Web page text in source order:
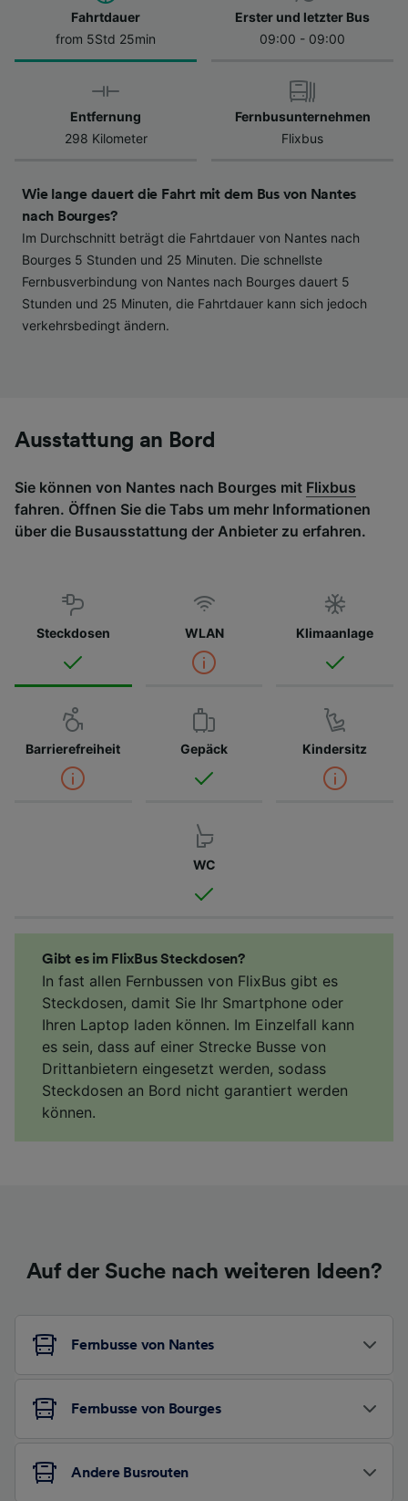
Fahrtdauer
from 5Std 25min
Erster und letzter Bus
09:00 - 09:00
Entfernung
298 Kilometer
Fernbusunternehmen
Flixbus
Wie lange dauert die Fahrt mit dem Bus von Nantes
nach Bourges?
Im Durchschnitt beträgt die Fahrtdauer von Nantes nach
Bourges 5 Stunden und 25 Minuten. Die schnellste
Fernbusverbindung von Nantes nach Bourges dauert 5
Stunden und 25 Minuten, die Fahrtdauer kann sich jedoch
verkehrsbedingt ändern.
Ausstattung an Bord
Sie können von Nantes nach Bourges mit Flixbus
fahren. Öffnen Sie die Tabs um mehr Informationen
über die Busausstattung der Anbieter zu erfahren.
Steckdosen WLAN Klimaanlage
Barrierefreiheit Gepäck Kindersitz
WC
Gibt es im FlixBus Steckdosen?
In fast allen Fernbussen von FlixBus gibt es
Steckdosen, damit Sie Ihr Smartphone oder
Ihren Laptop laden können. Im Einzelfall kann
es sein, dass auf einer Strecke Busse von
Drittanbietern eingesetzt werden, sodass
Steckdosen an Bord nicht garantiert werden
können.
Auf der Suche nach weiteren Ideen?
Fernbusse von Nantes
Fernbusse von Bourges
Andere Busrouten
Datenschutzrichtlinie. Diese Präferenzen
werden unseren Partnern signalisiert und
haben keinen Einfluss auf Surfdaten. Ihre
Daten werden nicht für Tracking-Zwecke
verwendet, wenn Sie uns gebeten haben, Ihr
Surfverhalten nicht zu verfolgen.
Verwendung genauer Standortdaten.
Endgeräteeigenschaften zur Identifikation
aktiv abfragen. Speichern von oder Zugriff auf
Informationen auf einem Endgerät.
Personalisierte Werbung und Inhalte, Messung
von Werbeleistung und der Performance von
Inhalten, Zielgruppenforschung sowie
Entwicklung und Verbesserung von